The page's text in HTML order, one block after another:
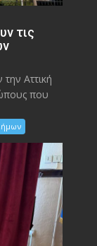
τις
Αττική
που